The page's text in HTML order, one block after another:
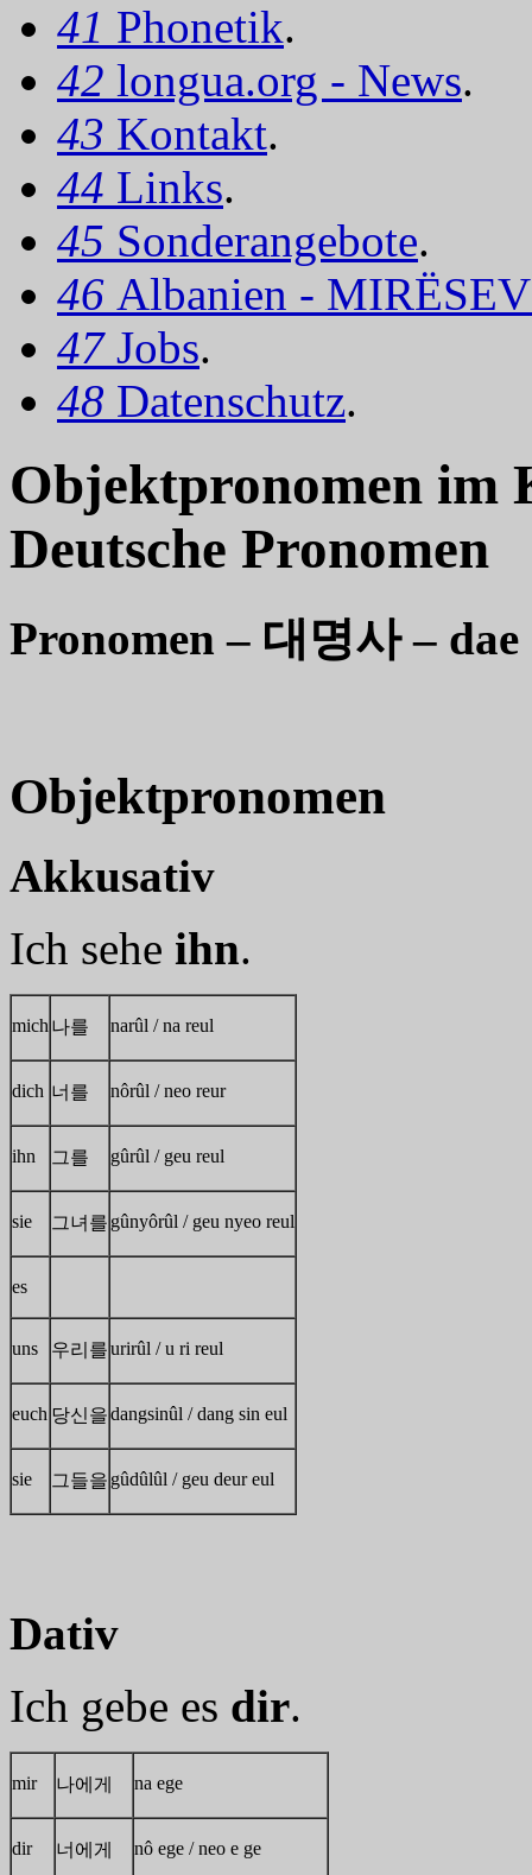
41 Phonetik.
42 longua.org - News.
43 Kontakt.
44 Links.
45 Sonderangebote.
46 Albanien -
47 Jobs.
48 Datenschutz.
Objektpronomen im
Deutsche Pronomen
Pronomen – 대명사– dae
Objektpronomen
Akkusativ
Ich sehe ihn.
mich 나를 narûl / na reul
dich 너를 nôrûl / neo reur
ihn 그를 gûrûl / geu reul
sie 그녀를 gûnyôrûl / geu nyeo reul
es
uns 우리를urirûl / u ri reul
euch 당신을dangsinûl / dang sin eul
sie 그들을 gûdûlûl / geu deur eul
Dativ
Ich gebe es dir.
mir 나에게 na ege
dir 너에게 nô ege / neo e ge